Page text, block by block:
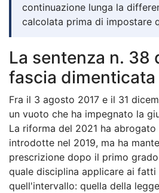
continuazione lunga la
calcolata prima di impostare
La sentenza n. 38
fascia dimenticata
Fra il 3 agosto 2017 e il 31
un vuoto che ha impegnato la
La riforma del 2021 ha
introdotte nel 2019, ma ha
prescrizione dopo il primo
quale disciplina applicare ai fatti
quell'intervallo: quella della